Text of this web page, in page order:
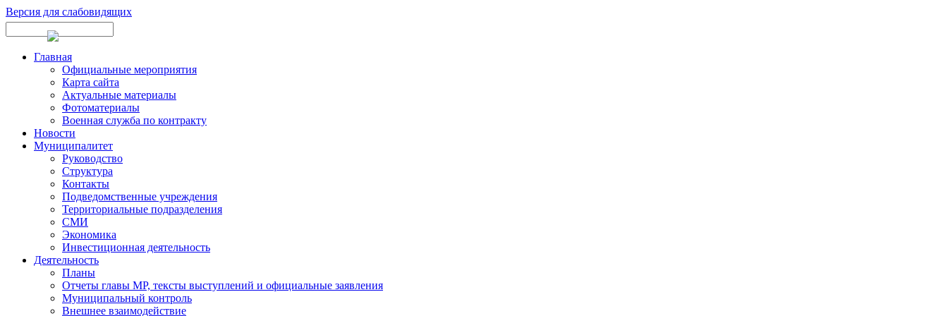
Версия для слабовидящих
Главная
Официальные мероприятия
Карта сайта
Актуальные материалы
Фотоматериалы
Военная служба по контракту
Новости
Муниципалитет
Руководство
Структура
Контакты
Подведомственные учреждения
Территориальные подразделения
СМИ
Экономика
Инвестиционная деятельность
Деятельность
Планы
Отчеты главы МР, тексты выступлений и официальные заявления
Муниципальный контроль
Внешнее взаимодействие